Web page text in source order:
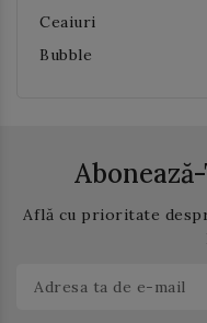
Ceaiuri
Bubble
Află cu prioritate